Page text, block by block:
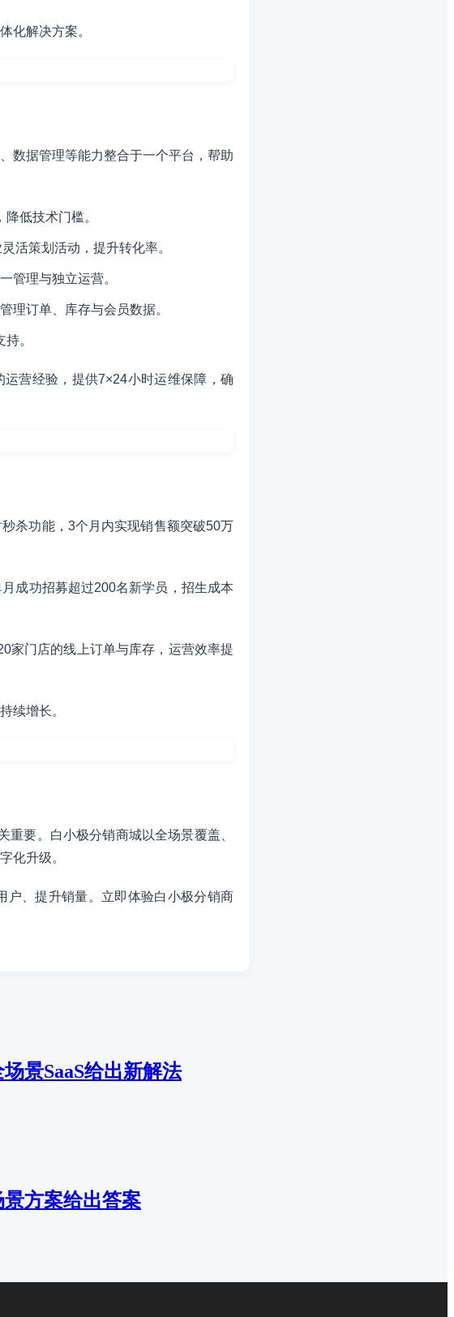
化解决方案。
数据管理等能力整合于一个平台，帮助
低技术门槛。
活策划活动，提升转化率。
管理与独立运营。
理订单、库存与会员数据。
。
营经验，提供7×24小时运维保障，确
杀功能，3个月内实现销售额突破50万
成功招募超过200名新学员，招生成本
家门店的线上订单与库存，运营效率提
续增长。
要。白小极分销商城以全场景覆盖、
化升级。
户、提升销量。立即体验白小极分销商
景SaaS给出新解法
方案给出答案